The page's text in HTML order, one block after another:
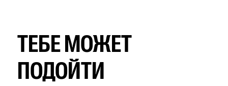
ТЕБЕ МОЖЕТ
ПОДОЙТИ